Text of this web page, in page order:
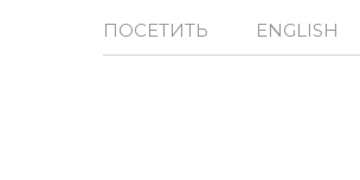
ПОСЕТИТЬ ENGLISH